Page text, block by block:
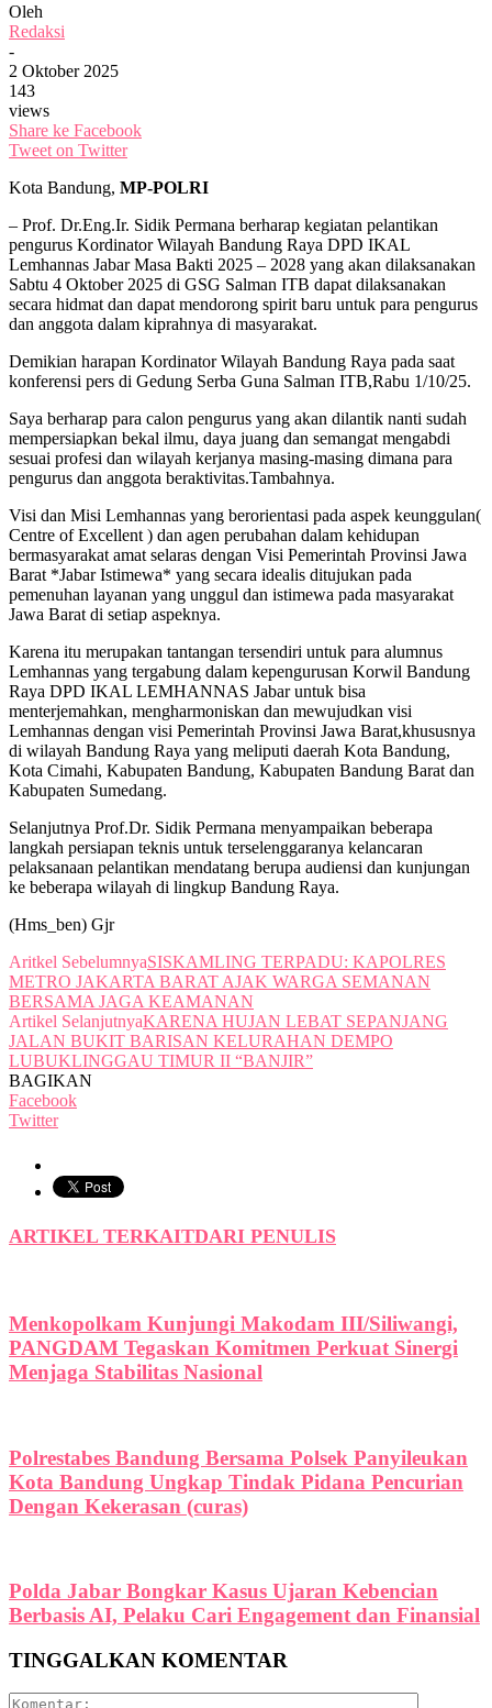
Oleh
Redaksi
-
2 Oktober 2025
143
views
Share ke Facebook
Tweet on Twitter
Kota Bandung, MP-POLRI
– Prof. Dr.Eng.Ir. Sidik Permana berharap kegiatan pelantikan
pengurus Kordinator Wilayah Bandung Raya DPD IKAL
Lemhannas Jabar Masa Bakti 2025 – 2028 yang akan dilaksanakan
Sabtu 4 Oktober 2025 di GSG Salman ITB dapat dilaksanakan
secara hidmat dan dapat mendorong spirit baru untuk para pengurus
dan anggota dalam kiprahnya di masyarakat.
Demikian harapan Kordinator Wilayah Bandung Raya pada saat
konferensi pers di Gedung Serba Guna Salman ITB,Rabu 1/10/25.
Saya berharap para calon pengurus yang akan dilantik nanti sudah
mempersiapkan bekal ilmu, daya juang dan semangat mengabdi
sesuai profesi dan wilayah kerjanya masing-masing dimana para
pengurus dan anggota beraktivitas.Tambahnya.
Visi dan Misi Lemhannas yang berorientasi pada aspek keunggulan(
Centre of Excellent ) dan agen perubahan dalam kehidupan
bermasyarakat amat selaras dengan Visi Pemerintah Provinsi Jawa
Barat *Jabar Istimewa* yang secara idealis ditujukan pada
pemenuhan layanan yang unggul dan istimewa pada masyarakat
Jawa Barat di setiap aspeknya.
Karena itu merupakan tantangan tersendiri untuk para alumnus
Lemhannas yang tergabung dalam kepengurusan Korwil Bandung
Raya DPD IKAL LEMHANNAS Jabar untuk bisa
menterjemahkan, mengharmoniskan dan mewujudkan visi
Lemhannas dengan visi Pemerintah Provinsi Jawa Barat,khususnya
di wilayah Bandung Raya yang meliputi daerah Kota Bandung,
Kota Cimahi, Kabupaten Bandung, Kabupaten Bandung Barat dan
Kabupaten Sumedang.
Selanjutnya Prof.Dr. Sidik Permana menyampaikan beberapa
langkah persiapan teknis untuk terselenggaranya kelancaran
pelaksanaan pelantikan mendatang berupa audiensi dan kunjungan
ke beberapa wilayah di lingkup Bandung Raya.
(Hms_ben) Gjr
Aritkel SebelumnyaSISKAMLING TERPADU: KAPOLRES
METRO JAKARTA BARAT AJAK WARGA SEMANAN
BERSAMA JAGA KEAMANAN
Artikel SelanjutnyaKARENA HUJAN LEBAT SEPANJANG
JALAN BUKIT BARISAN KELURAHAN DEMPO
LUBUKLINGGAU TIMUR II “BANJIR”
BAGIKAN
Facebook
Twitter
ARTIKEL TERKAITDARI PENULIS
Menkopolkam Kunjungi Makodam III/Siliwangi,
PANGDAM Tegaskan Komitmen Perkuat Sinergi
Menjaga Stabilitas Nasional
Polrestabes Bandung Bersama Polsek Panyileukan
Kota Bandung Ungkap Tindak Pidana Pencurian
Dengan Kekerasan (curas)
Polda Jabar Bongkar Kasus Ujaran Kebencian
Berbasis AI, Pelaku Cari Engagement dan Finansial
TINGGALKAN KOMENTAR